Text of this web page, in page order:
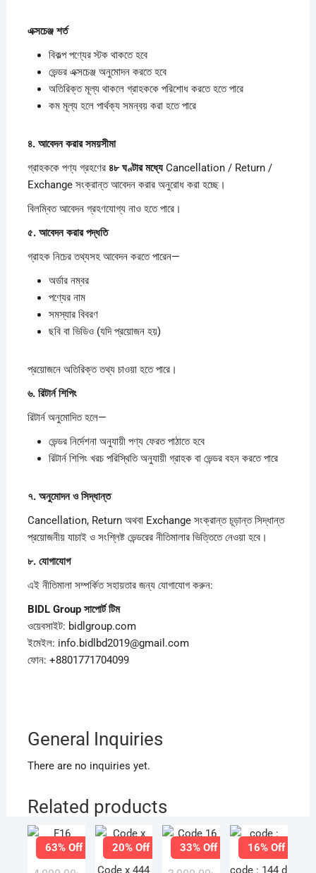
এক্সচেঞ্জ শর্ত
বিকল্প পণ্যের স্টক থাকতে হবে
ভেন্ডর এক্সচেঞ্জ অনুমোদন করতে হবে
অতিরিক্ত মূল্য থাকলে গ্রাহককে পরিশোধ করতে হতে পারে
কম মূল্য হলে পার্থক্য সমন্বয় করা হতে পারে
৪. আবেদনকরারসময়সীমা
গ্রাহককে পণ্য গ্রহণের ৪৮ঘণ্টারমধ্যেCancellation / Return /
Exchange সংক্রান্ত আবেদন করার অনুরোধ করা হচ্ছে।
বিলম্বিত আবেদন গ্রহণযোগ্য নাও হতে পারে।
৫. আবেদনকরারপদ্ধতি
গ্রাহক নিচের তথ্যসহ আবেদন করতে পারেন—
অর্ডার নম্বর
পণ্যের নাম
সমস্যার বিবরণ
ছবি বা ভিডিও (যদি প্রয়োজন হয়)
প্রয়োজনে অতিরিক্ত তথ্য চাওয়া হতে পারে।
৬. রিটার্নশিপিং
রিটার্ন অনুমোদিত হলে—
ভেন্ডর নির্দেশনা অনুযায়ী পণ্য ফেরত পাঠাতে হবে
রিটার্ন শিপিং খরচ পরিস্থিতি অনুযায়ী গ্রাহক বা ভেন্ডর বহন করতে পারে
৭. অনুমোদনওসিদ্ধান্ত
Cancellation, Return অথবা Exchange সংক্রান্ত চূড়ান্ত সিদ্ধান্ত
প্রয়োজনীয় যাচাই ও সংশ্লিষ্ট ভেন্ডরের নীতিমালার ভিত্তিতে নেওয়া হবে।
৮. যোগাযোগ
এই নীতিমালা সম্পর্কিত সহায়তার জন্য যোগাযোগ করুন:
BIDL Group সাপোর্টটিম
ওয়েবসাইট: bidlgroup.com
ইমেইল: info.bidlbd2019@gmail.com
ফোন: +8801771704099
General Inquiries
There are no inquiries yet.
Related products
63% Off
F16
20% Off
33% Off
Code 16
16% Off